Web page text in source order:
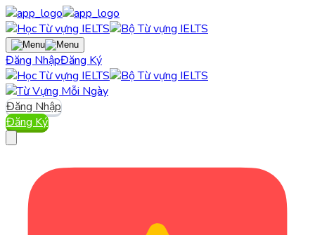
Đăng NhậpĐăng Ký
Đăng Nhập
Đăng Ký